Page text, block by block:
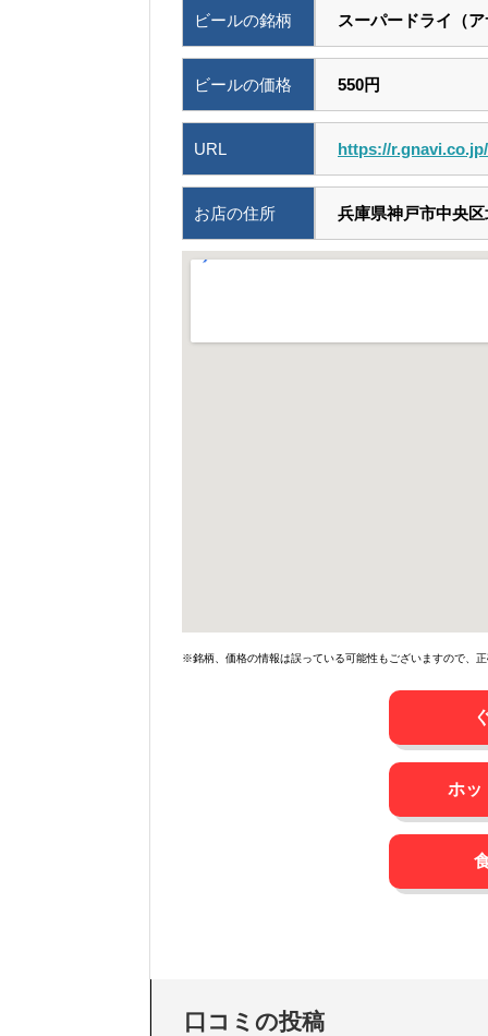
ビールの銘柄 スーパードライ（
ビールの価格 550円
URL https://
お店の住所 兵庫県神戸市中央
※銘柄、価格の情報は誤っている可能性もございますので、
ホッ
口コミの投稿